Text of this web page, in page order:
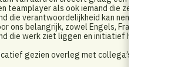
teamplayer als ook iemand die zelfstandig en
die verantwoordelijkheid kan nemen:
ons belangrijk, zowel Engels, Frans als
die werk ziet liggen en initiatief hierin neemt.
gezien overleg met collega’s en